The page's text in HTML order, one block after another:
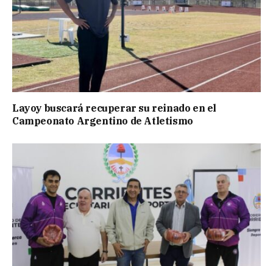
Layoy buscará recuperar su reinado en el
Campeonato Argentino de Atletismo